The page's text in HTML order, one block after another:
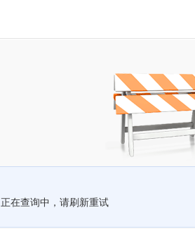
正在查询中，请刷新重试